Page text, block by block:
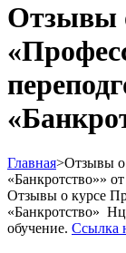
Отзывы
Главная>Отзывы о
«Банкротство»»
Отзывы о курсе
«Банкротство»
обучение. Ссылка